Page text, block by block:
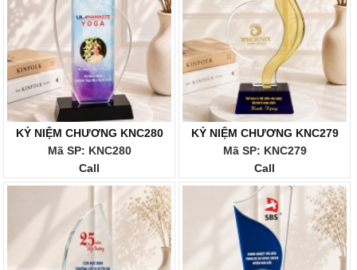
KỶ NIỆM CHƯƠNG KNC280
Mã SP: KNC280
Call
KỶ NIỆM CHƯƠNG KNC279
Mã SP: KNC279
Call